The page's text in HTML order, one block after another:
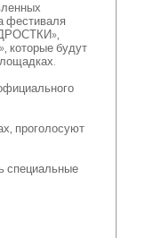
фестиваля
будут
проголосуют
специальные